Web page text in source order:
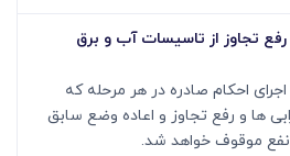
رفع تجاوز از تاسیسات آب و برق
و اجرای احکام صادره در هر مرحله که
ها و رفع تجاوز و اعاده وضع سابق
موقوف خواهد شد.